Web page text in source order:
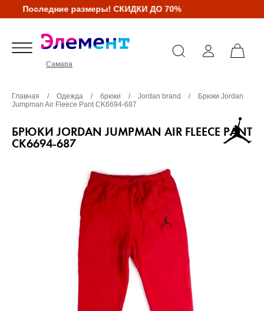
Последние размеры! СКИДКИ ДО 70%
Самара
Главная / Одежда / брюки / Jordan brand /
Брюки Jordan
Jumpman Air Fleece Pant CK6694-687
БРЮКИ JORDAN JUMPMAN AIR FLEECE PANT
CK6694-687